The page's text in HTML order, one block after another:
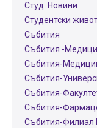
Студ. Новини
Студентски
Събития
Събития -
Събития-
Събития-
Събития-
Събития-
Събития-Филиал